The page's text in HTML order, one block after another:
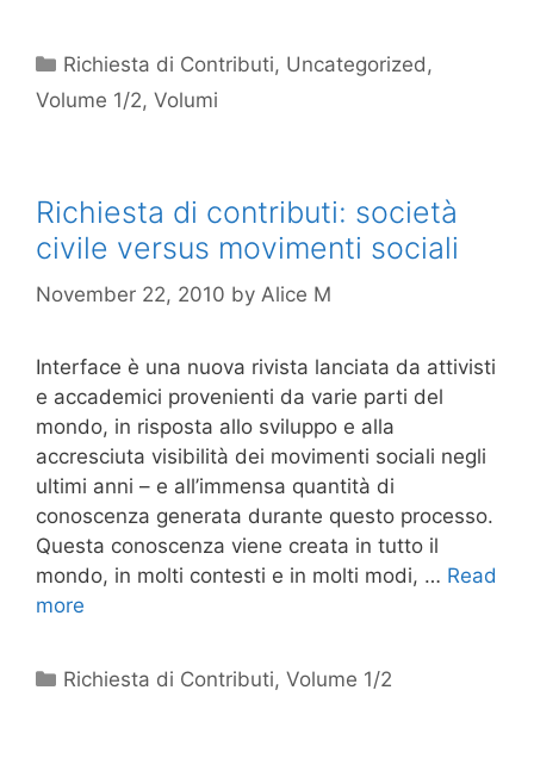
Categories
Richiesta di Contributi, Uncategorized,
Volume 1/2, Volumi
Richiesta di contributi: società
civile versus movimenti sociali
November 22, 2010 by Alice M
Interface è una nuova rivista lanciata da attivisti
e accademici provenienti da varie parti del
mondo, in risposta allo sviluppo e alla
accresciuta visibilità dei movimenti sociali negli
ultimi anni – e all’immensa quantità di
conoscenza generata durante questo processo.
Questa conoscenza viene creata in tutto il
mondo, in molti contesti e in molti modi, … Read
more
Categories
Richiesta di Contributi,Volume 1/2